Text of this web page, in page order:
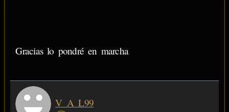
Gracias lo pondré en marcha
V_A_L99